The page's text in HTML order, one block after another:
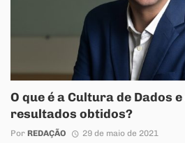
O que é a Cultura de Dados
resultados obtidos?
Por REDAÇÃO 29 de maio de 2021